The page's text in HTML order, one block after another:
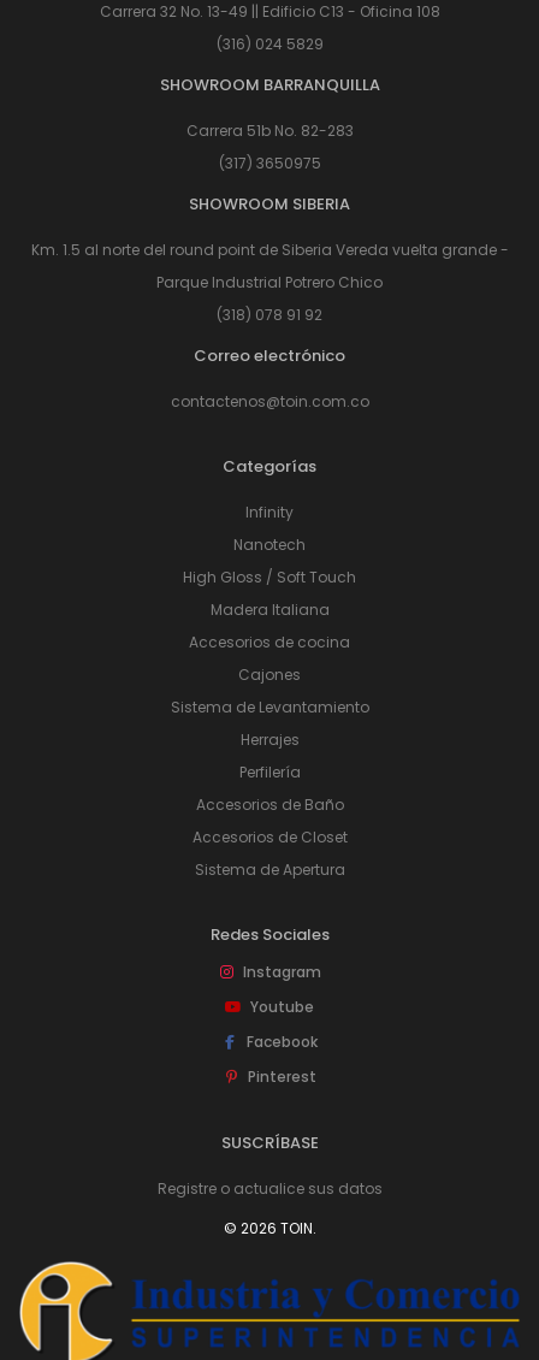
Carrera 32 No. 13-49 || Edificio C13 - Oficina 108
(316) 024 5829
SHOWROOM BARRANQUILLA
Carrera 51b No. 82-283
(317) 3650975
SHOWROOM SIBERIA
Km. 1.5 al norte del round point de Siberia Vereda vuelta grande -
Parque Industrial Potrero Chico
(318) 078 91 92
Correo electrónico
contactenos@toin.com.co
Categorías
Infinity
Nanotech
High Gloss / Soft Touch
Madera Italiana
Accesorios de cocina
Cajones
Sistema de Levantamiento
Herrajes
Perfilería
Accesorios de Baño
Accesorios de Closet
Sistema de Apertura
Redes Sociales
Instagram
Youtube
Facebook
Pinterest
SUSCRÍBASE
Registre o actualice sus datos
© 2026 TOIN.